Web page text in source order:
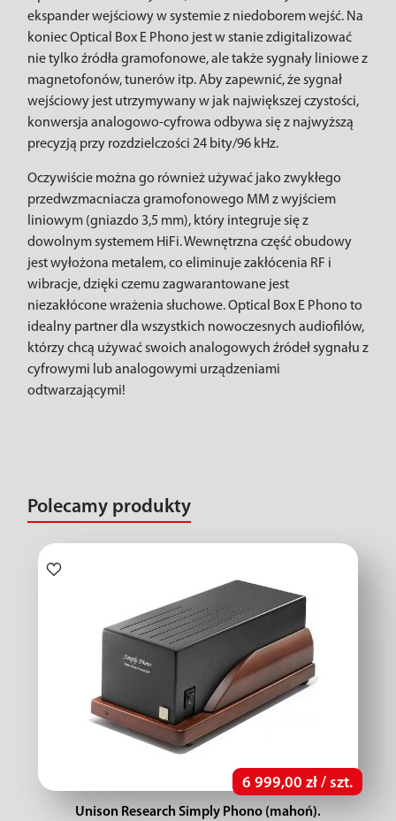
ekspander wejściowy w systemie z niedoborem wejść. Na
koniec Optical Box E Phono jest w stanie zdigitalizować
nie tylko źródła gramofonowe, ale także sygnały liniowe z
magnetofonów, tunerów itp. Aby zapewnić, że sygnał
wejściowy jest utrzymywany w jak największej czystości,
konwersja analogowo-cyfrowa odbywa się z najwyższą
precyzją przy rozdzielczości 24 bity/96 kHz.
Oczywiście można go również używać jako zwykłego
przedwzmacniacza gramofonowego MM z wyjściem
liniowym (gniazdo 3,5 mm), który integruje się z
dowolnym systemem HiFi. Wewnętrzna część obudowy
jest wyłożona metalem, co eliminuje zakłócenia RF i
wibracje, dzięki czemu zagwarantowane jest
niezakłócone wrażenia słuchowe. Optical Box E Phono to
idealny partner dla wszystkich nowoczesnych audiofilów,
którzy chcą używać swoich analogowych źródeł sygnału z
cyfrowymi lub analogowymi urządzeniami
odtwarzającymi!
Polecamy produkty
6 999,00 zł / szt.
Unison Research Simply Phono (mahoń).